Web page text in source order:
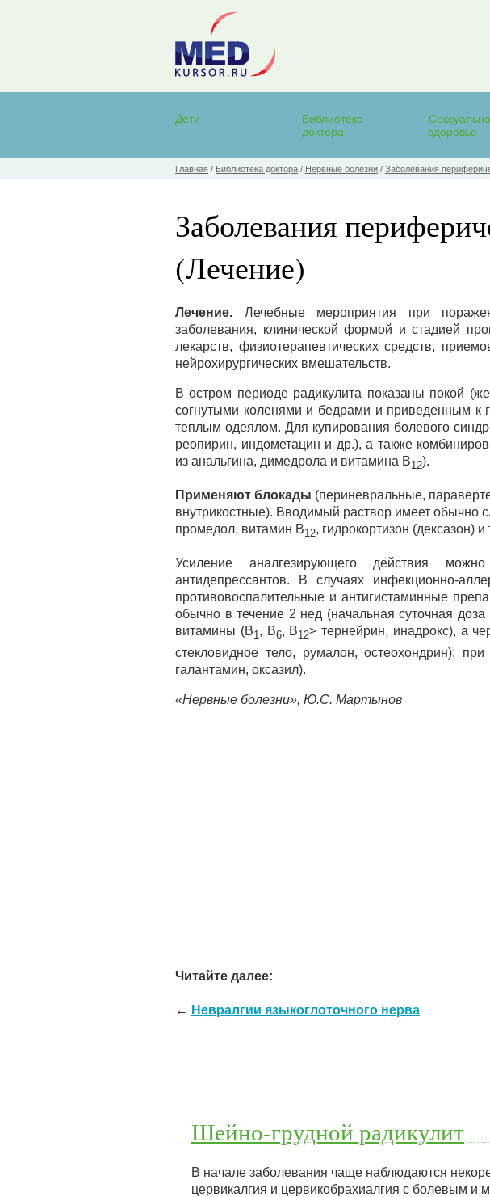
Дети
Библиотека
доктора
здоровье
Главная / Библиотека доктора / Нервные болезни / Заболевания
Заболевания
(Лечение)
Лечение. Лечебные мероприятия при
заболевания, клинической формой и стадией
лекарств, физиотерапевтических средств,
нейрохирургических вмешательств.
В остром периоде радикулита показаны покой
согнутыми коленями и бедрами и приведенным к
теплым одеялом. Для купирования болевого
реопирин, индометацин и др.), а также
из анальгина, димедрола и витамина В12).
Применяют блокады (периневральные,
внутрикостные). Вводимый раствор имеет
промедол, витамин B12, гидрокортизон
Усиление аналгезирующего действия
антидепрессантов. В случаях инфекционно-
противовоспалительные и антигистаминные
обычно в течение 2 нед (начальная суточная
витамины (В1, В6, В12> тернейрин, инадрокс), а
стекловидное тело, румалон, остеохондрин);
галантамин, оксазил).
«Нервные болезни», Ю.С. Мартынов
Читайте далее:
← Невралгии языкоглоточного нерва
Шейно-грудной радикулит
В начале заболевания чаще наблюдаются
цервикалгия и цервикобрахиалгия с болевым